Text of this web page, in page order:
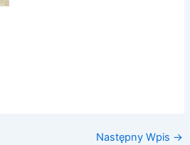
Następny Wpis →